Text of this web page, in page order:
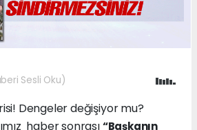
Sesli Oku)
Dengeler değişiyor mu?
haber sonrası“Başkanın